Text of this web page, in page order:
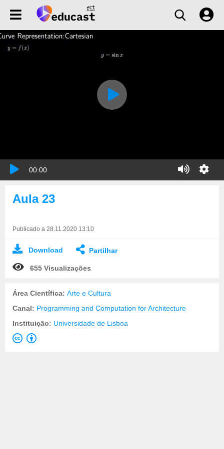
00:00
Aula 23
Publicado a 28.11.2020 13:10
Download Partilhar
655 Visualizações
Área Científica: Arte e Cultura
Canal: Programming and Computation for Architecture
Instituição: Universidade de Lisboa